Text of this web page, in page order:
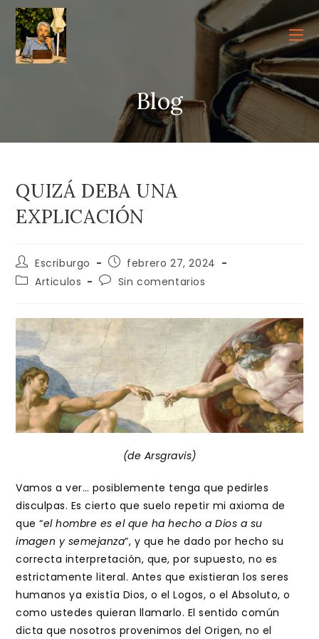
contenido
Blog
QUIZÁ DEBA UNA
EXPLICACIÓN
Autor
de
la
Escriburgo
Publicación
de
la
febrero 27, 2024
Categoría
entrada:
Articulos
Comentarios
entrada:
Sin comentarios
(de Arsgravis)
Vamos a ver… posiblemente tenga que pedirles
disculpas. Es cierto que suelo repetir mi axioma de
que “el hombre es el que ha hecho a Dios a su
imagen y semejanza”, y que he dado por hecho su
correcta interpretación, que, por supuesto, no es
estrictamente literal. Antes que existieran los seres
humanos ya existía Dios, o el Logos, o el Absoluto, o
como ustedes quieran llamarlo. El sentido común
dicta que nosotros provenimos del Origen, no el